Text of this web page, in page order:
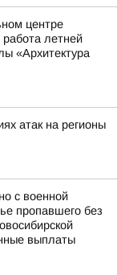
центре
летней
«Архитектура
атак на регионы
с военной
пропавшего без
выплаты